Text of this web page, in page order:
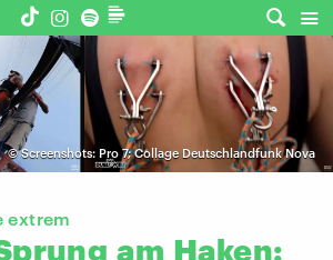
©Screenshots: Pro 7; Collage Deutschlandfunk Nova
extrem
am Haken: